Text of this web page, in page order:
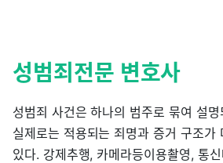
성범죄전문 변호사
성범죄 사건은 하나의 범주로 묶여 설
실제로는 적용되는 죄명과 증거 구조가
있다. 강제추행, 카메라등이용촬영, 통